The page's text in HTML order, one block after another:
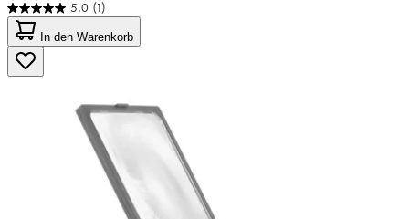
5.0 (1)
5.0
von
5
Sternen.
1
In den Warenkorb